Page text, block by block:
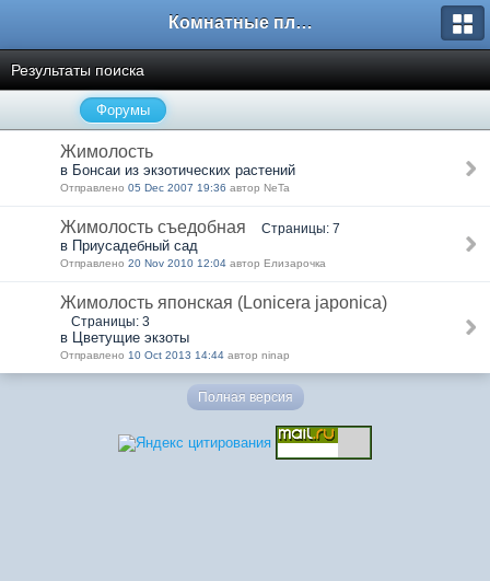
Комнатные плодовые экзоты
Результаты поиска
Форумы
Жимолость
в Бонсаи из экзотических растений
Отправлено 05 Dec 2007 19:36 автор NeTa
Жимолость съедобная Страницы: 7
в Приусадебный сад
Отправлено 20 Nov 2010 12:04 автор Елизарочка
Жимолость японская (Lonicera japonica)
Страницы: 3
в Цветущие экзоты
Отправлено 10 Oct 2013 14:44 автор ninap
Полная версия